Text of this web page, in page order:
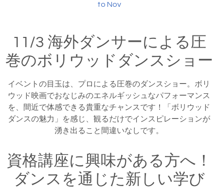
to Nov
11/3 海外ダンサーによる圧
巻のボリウッドダンスショー
イベントの目玉は、プロによる圧巻のダンスショー。ボリ
ウッド映画でおなじみのエネルギッシュなパフォーマンス
を、間近で体感できる貴重なチャンスです！「ボリウッド
ダンスの魅力」を感じ、観るだけでインスピレーションが
湧き出ること間違いなしです。
資格講座に興味がある方へ！
ダンスを通じた新しい学び